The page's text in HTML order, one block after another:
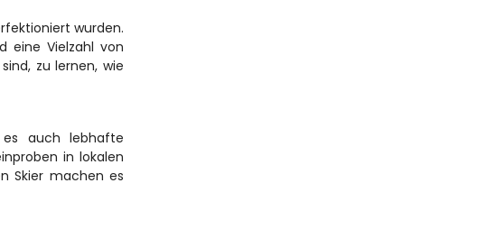
wurden.
eine Vielzahl von
zu lernen, wie
auch lebhafte
in lokalen
Skier machen es